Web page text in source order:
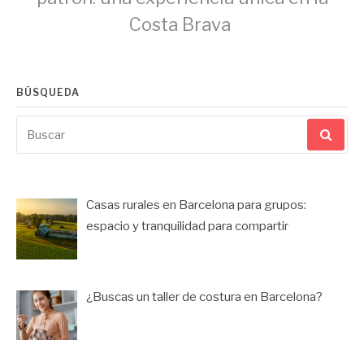
leyendoCosta Brava
BÚSQUEDA
por:
Casas rurales en Barcelona para grupos:
espacio y tranquilidad para compartir
¿Buscas un taller de costura en Barcelona?